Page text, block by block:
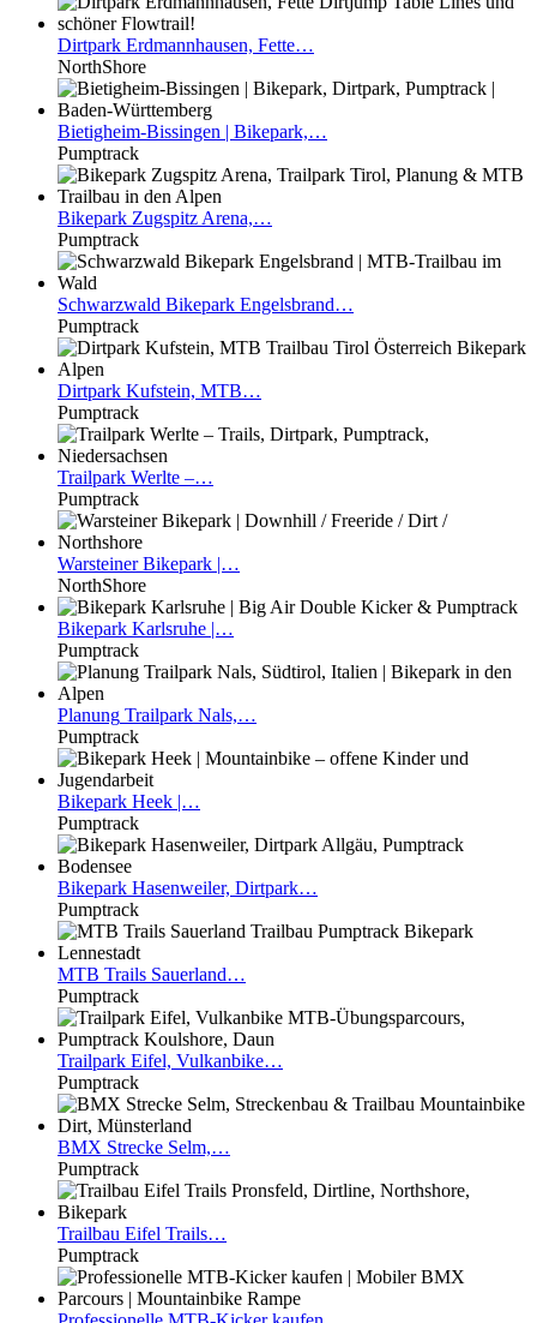
Dirtpark Erdmannhausen, Fette…
NorthShore
Bietigheim-Bissingen | Bikepark,…
Pumptrack
Bikepark Zugspitz Arena,…
Pumptrack
Schwarzwald Bikepark Engelsbrand…
Pumptrack
Dirtpark Kufstein, MTB…
Pumptrack
Trailpark Werlte –…
Pumptrack
WarsteinerBikepark |…
NorthShore
Bikepark Karlsruhe |…
Pumptrack
Planung Trailpark Nals,…
Pumptrack
Bikepark Heek |…
Pumptrack
Bikepark Hasenweiler, Dirtpark…
Pumptrack
MTB Trails Sauerland…
Pumptrack
Trailpark Eifel, Vulkanbike…
Pumptrack
BMX Strecke Selm,…
Pumptrack
Trailbau Eifel Trails…
Pumptrack